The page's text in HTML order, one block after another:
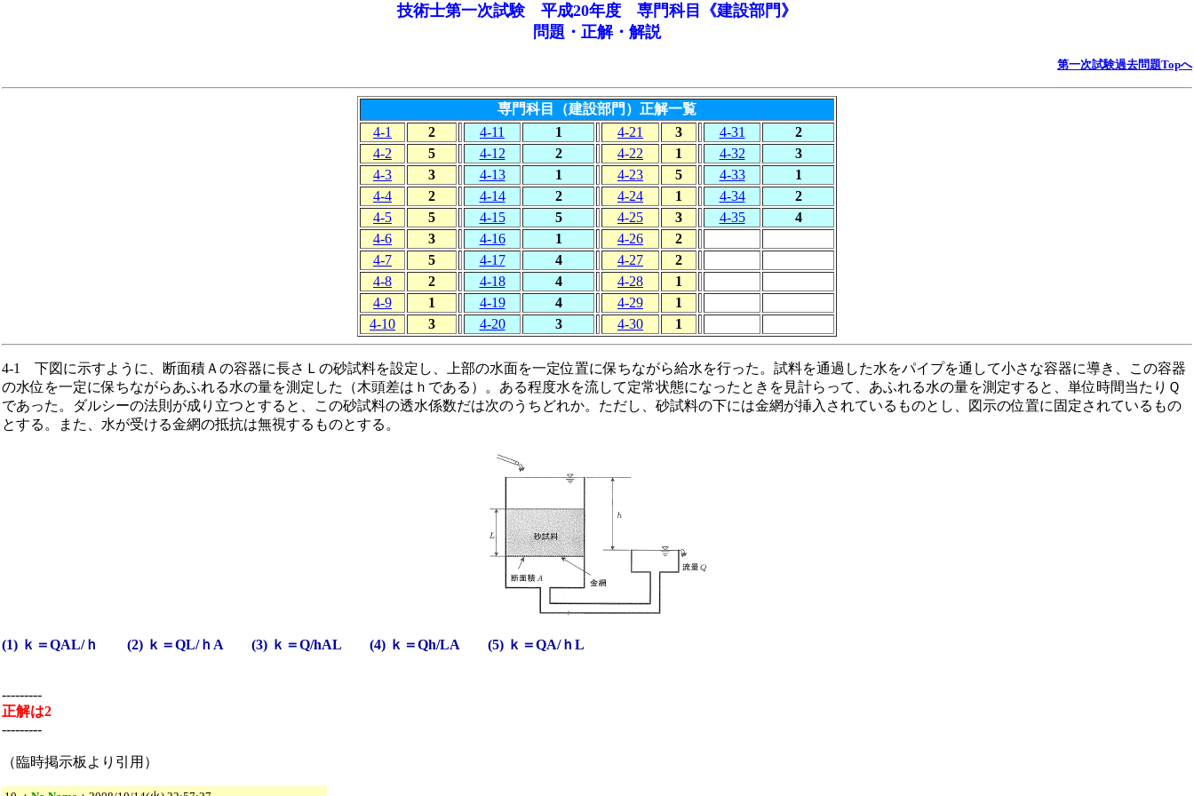
技術士第一次試験 平成20年度 専門科目《建設部門》
問題・正解・解説
第一次試験過去問題Topへ
専門科目（建設部門）正解一覧
4-1
2 4-11 1 4-21 3 4-31
2
4-2
5 4-12 2 4-22 1 4-32
3
4-3
3 4-13 1 4-23 5 4-33
1
4-4
2 4-14 2 4-24 1 4-34
2
4-5
5 4-15 5 4-25 3 4-35
4
4-6
3 4-16 1 4-26
2
4-7
5 4-17 4 4-27
2
4-8
2 4-18 4 4-28
1
4-9
1 4-19 4 4-29
1
4-10
3 4-20 3 4-30 1
4-1 下図に示すように、断面積Ａの容器に長さＬの砂試料を設定し、上部の水面を一定位置に保ちながら給水を行った。試料を通過した水をパイプを通して小さな容器に導き、この容器
の水位を一定に保ちながらあふれる水の量を測定した（木頭差はｈである）。ある程度水を流して定常状態になったときを見計らって、あふれる水の量を測定すると、単位時間当たりＱ
であった。ダルシーの法則が成り立つとすると、この砂試料の透水係数だは次のうちどれか。ただし、砂試料の下には金網が挿入されているものとし、図示の位置に固定されているもの
とする。また、水が受ける金網の抵抗は無視するものとする。
(1) ｋ＝QAL/ｈ (2) ｋ＝QL/ｈA (3) ｋ＝Q/hAL (4) ｋ＝Qh/LA (5) ｋ＝QA/ｈL
---------
正解は2
---------
（臨時掲示板より引用）